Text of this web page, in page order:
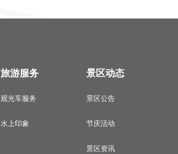
旅游服务
观光车服务
水上印象
景区动态
景区公告
节庆活动
景区资讯